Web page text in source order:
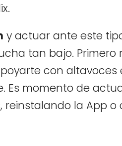
y actuar ante este
tan bajo. Primero
con altavoces
Es momento de
la App